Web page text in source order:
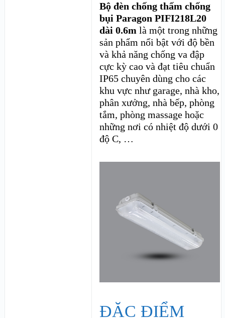
Bộ đèn chống thấm chống
bụi Paragon PIFI218L20
dài 0.6m là một trong những
sản phẩm nổi bật với độ bền
và khả năng chống va đập
cực kỳ cao và đạt tiêu chuẩn
IP65 chuyên dùng cho các
khu vực như garage, nhà kho,
phân xưởng, nhà bếp, phòng
tắm, phòng massage hoặc
những nơi có nhiệt độ dưới 0
độ C, …
ĐẶC ĐIỂM